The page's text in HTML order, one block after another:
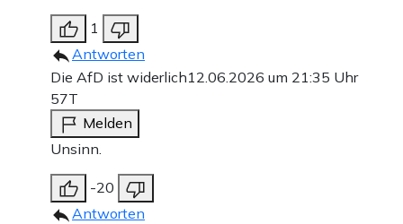
1
Antworten
Die AfD ist widerlich12.06.2026 um 21:35 Uhr
57T
Melden
Unsinn.
-20
Antworten